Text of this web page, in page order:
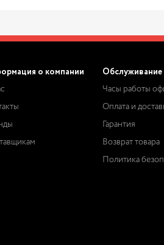
о компании Обслуживание
Часы работы
Оплата и
Гарантия
Возврат товара
Политика